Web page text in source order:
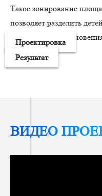
Такое зонирование
позволяет разделить
вероятность
Проектировка
Результат
ВИДЕО